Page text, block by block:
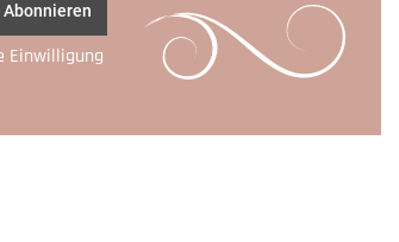
Abonnieren
Einwilligung